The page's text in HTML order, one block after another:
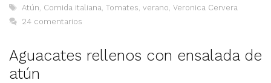
Etiquetas
Atún Comida italiana Tomates verano Veronica Cervera
24 comentarios
Aguacates rellenos con ensalada de
atún